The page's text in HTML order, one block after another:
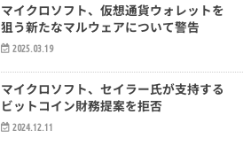
マイクロソフト、仮想通貨ウォレットを
狙う新たなマルウェアについて警告
2025.03.19
マイクロソフト、セイラー氏が支持する
ビットコイン財務提案を拒否
2024.12.11